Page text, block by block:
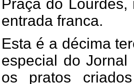
Praça do
entrada franca.
Esta é a décima
especial do
os pratos